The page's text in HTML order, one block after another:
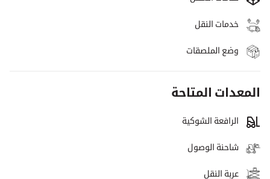
خدمات النقل
وضع الملصقات
المعدات المتاحة
الرافعة الشوكية
شاحنة الوصول
عربة النقل